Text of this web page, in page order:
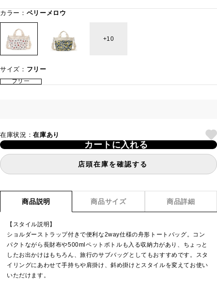
カラー： ベリーメロウ
10
サイズ： フリー
フリー
在庫状況：在庫あり
カートに入れる
店頭在庫を確認する
商品説明 商品サイズ 商品詳細
【スタイル説明】
ショルダーストラップ付きで便利な2way仕様の舟形トートバッグ。コン
パクトながら長財布や500mlペットボトルも入る収納力があり、ちょっと
したお出かけはもちろん、旅行のサブバッグとしてもおすすめです。スタ
イリングにあわせて手持ちや肩掛け、斜め掛けとスタイルを変えてお使い
いただけます。